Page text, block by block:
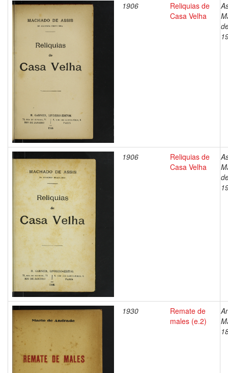
1906
Reliquias de
Casa Velha
1906
Reliquias de
Casa Velha
1930
Remate de
males (e.2)